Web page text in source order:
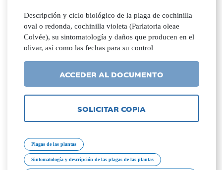
Descripción y ciclo biológico de la plaga de cochinilla
oval o redonda, cochinilla violeta (Parlatoria oleae
Colvée), su sintomatología y daños que producen en el
olivar, así como las fechas para su control
ACCEDER AL DOCUMENTO
SOLICITAR COPIA
Plagas de las plantas
Sintomatología y descripción de las plagas de las plantas